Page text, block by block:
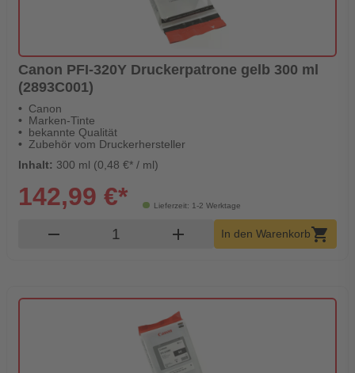
Canon PFI-320Y Druckerpatrone gelb 300 ml
(2893C001)
Canon
Marken-Tinte
bekannte Qualität
Zubehör vom Druckerhersteller
Inhalt: 300 ml (0,48 €* / ml)
Lieferzeit: 1-2 Werktage
142,99 €*
remove Produkt Warenkorb Menge
add In den Warenkorbshopping_cart